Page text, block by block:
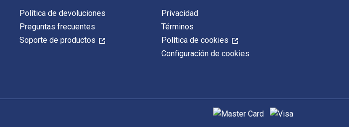
Política de devoluciones
Preguntas frecuentes
Soporte de productos
Privacidad
Términos
Política de cookies
Configuración de cookies
Métodos de pago admitidos